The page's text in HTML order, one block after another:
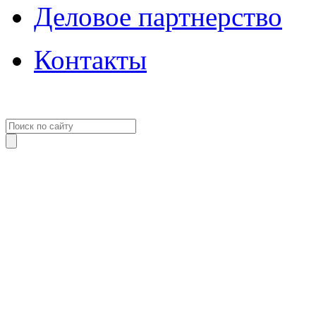
Деловое партнерство
Контакты